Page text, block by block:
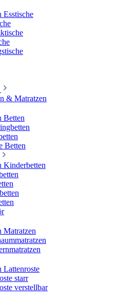
Esstische
& Matratzen
Betten
Betten
Kinderbetten
Matratzen
Lattenroste
starr
verstellbar